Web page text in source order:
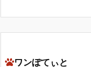
ワンぽてぃと